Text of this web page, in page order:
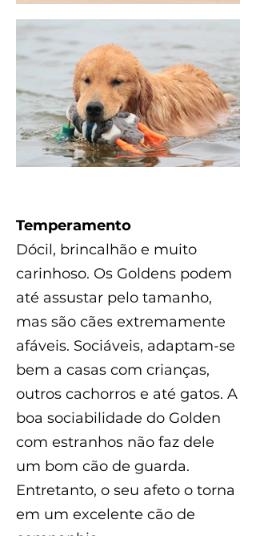
Temperamento
Dócil, brincalhão e muito
carinhoso. Os Goldens podem
até assustar pelo tamanho,
mas são cães extremamente
afáveis. Sociáveis, adaptam-se
bem a casas com crianças,
outros cachorros e até gatos. A
boa sociabilidade do Golden
com estranhos não faz dele
um bom cão de guarda.
Entretanto, o seu afeto o torna
em um excelente cão de